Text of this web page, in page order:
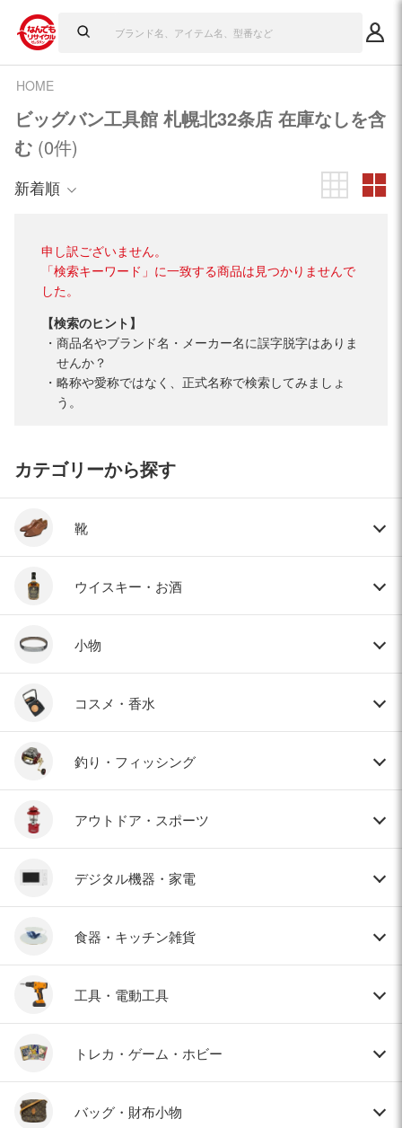
HOME
ビッグバン工具館 札幌北32条店 在庫なしを含
む (0件)
新着順
申し訳ございません。
「検索キーワード」に一致する商品は見つかりませんで
した。
【検索のヒント】
商品名やブランド名・メーカー名に誤字脱字はありま
せんか？
略称や愛称ではなく、正式名称で検索してみましょ
う。
カテゴリーから探す
靴
ウイスキー・お酒
小物
コスメ・香水
釣り・フィッシング
アウトドア・スポーツ
デジタル機器・家電
食器・キッチン雑貨
工具・電動工具
トレカ・ゲーム・ホビー
バッグ・財布小物